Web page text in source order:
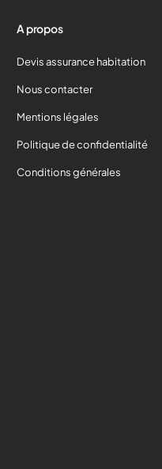
A propos
Devis assurance habitation
Nous contacter
Mentions légales
Politique de confidentialité
Conditions générales